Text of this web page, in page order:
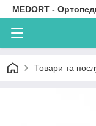
MEDORT -
Товари та